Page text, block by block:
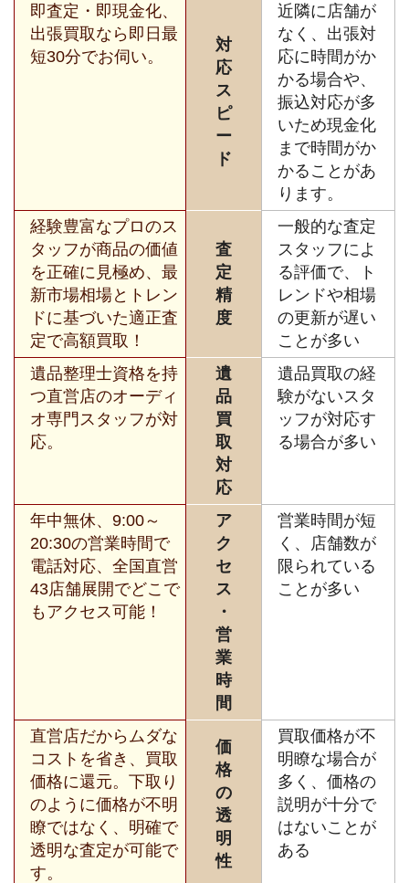
即査定・即現金化、
出張買取なら即日最
短30分でお伺い。
対
応
ス
ピ
ー
ド
近隣に店舗が
なく、出張対
応に時間がか
かる場合や、
振込対応が多
いため現金化
まで時間がか
かることがあ
ります。
経験豊富なプロのス
タッフが商品の価値
を正確に見極め、最
新市場相場とトレン
ドに基づいた適正査
定で高額買取！
査
定
精
度
一般的な査定
スタッフによ
る評価で、ト
レンドや相場
の更新が遅い
ことが多い
遺品整理士資格を持
つ直営店のオーディ
オ専門スタッフが対
応。
遺
品
買
取
対
応
遺品買取の経
験がないスタ
ッフが対応す
る場合が多い
年中無休、9:00～
20:30の営業時間で
電話対応、全国直営
43店舗展開でどこで
もアクセス可能！
ア
ク
セ
ス
・
営
業
時
間
営業時間が短
く、店舗数が
限られている
ことが多い
直営店だからムダな
コストを省き、買取
価格に還元。下取り
のように価格が不明
瞭ではなく、明確で
透明な査定が可能で
す。
価
格
の
透
明
性
買取価格が不
明瞭な場合が
多く、価格の
説明が十分で
はないことが
ある